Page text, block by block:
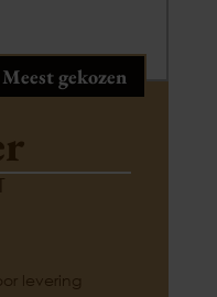
Meest gekozen
levering